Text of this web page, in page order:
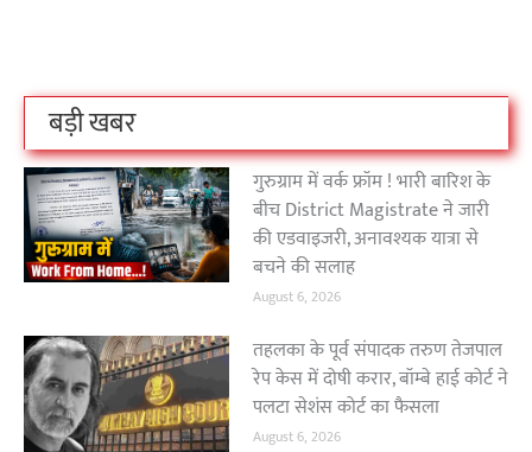
बड़ी खबर
गुरुग्राम में वर्क फ्रॉम ! भारी बारिश के
बीच District Magistrate ने जारी
की एडवाइजरी, अनावश्यक यात्रा से
बचने की सलाह
August 6, 2026
तहलका के पूर्व संपादक तरुण तेजपाल
रेप केस में दोषी करार, बॉम्बे हाई कोर्ट ने
पलटा सेशंस कोर्ट का फैसला
August 6, 2026